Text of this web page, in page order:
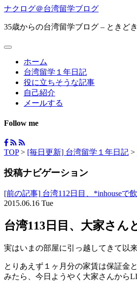
ナクログ＠台湾留学ブログ
35歳からの台湾留学ブログ – ときど
ホーム
台湾留学１年日記
役に立ちそうな記事
自己紹介
メールする
Follow me
TOP> [毎日更新] 台湾留学１年日記 >
投稿ナビゲーション
[前の記事] 台湾112日目、*inhouseで
2015.06.16 Tue
台湾113日目、大家さん
実はいまの部屋に引っ越してきて以
とりあえず１ヶ月分の家賃は保証金
みたら、今日ようやく大家さんから